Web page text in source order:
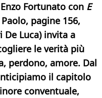
Fortunato con E
pagine 156,
De Luca) invita a
le verità più
perdono, amore. Dal
il capitolo
conventuale,